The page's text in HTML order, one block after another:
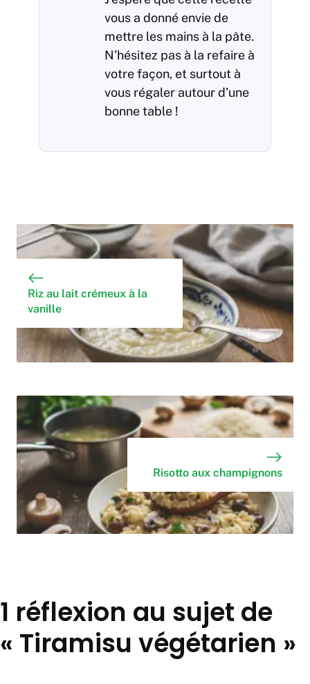
vous a donné envie de
mettre les mains à la pâte.
N’hésitez pas à la refaire à
votre façon, et surtout à
vous régaler autour d’une
bonne table !
Riz au lait crémeux à la
vanille
Risotto aux champignons
1 réflexion au sujet de
« Tiramisu végétarien »